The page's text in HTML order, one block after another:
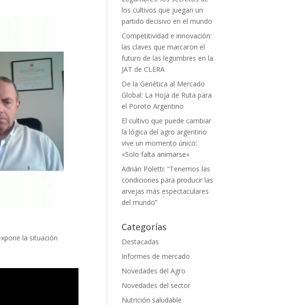
la situación
los cultivos que juegan un
partido decisivo en el mundo
Competitividad e innovación:
las claves que marcaron el
futuro de las legumbres en la
JAT de CLERA
De la Genética al Mercado
Global: La Hoja de Ruta para
el Poroto Argentino
El cultivo que puede cambiar
la lógica del agro argentino
vive un momento único:
«Solo falta animarse»
Adrián Poletti: “Tenemos las
condiciones para producir las
arvejas más espectaculares
del mundo”
Categorías
Destacadas
Informes de mercado
Novedades del Agro
Novedades del sector
Nutrición saludable